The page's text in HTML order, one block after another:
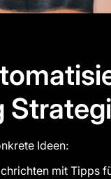
Ideen:
mit Tipps